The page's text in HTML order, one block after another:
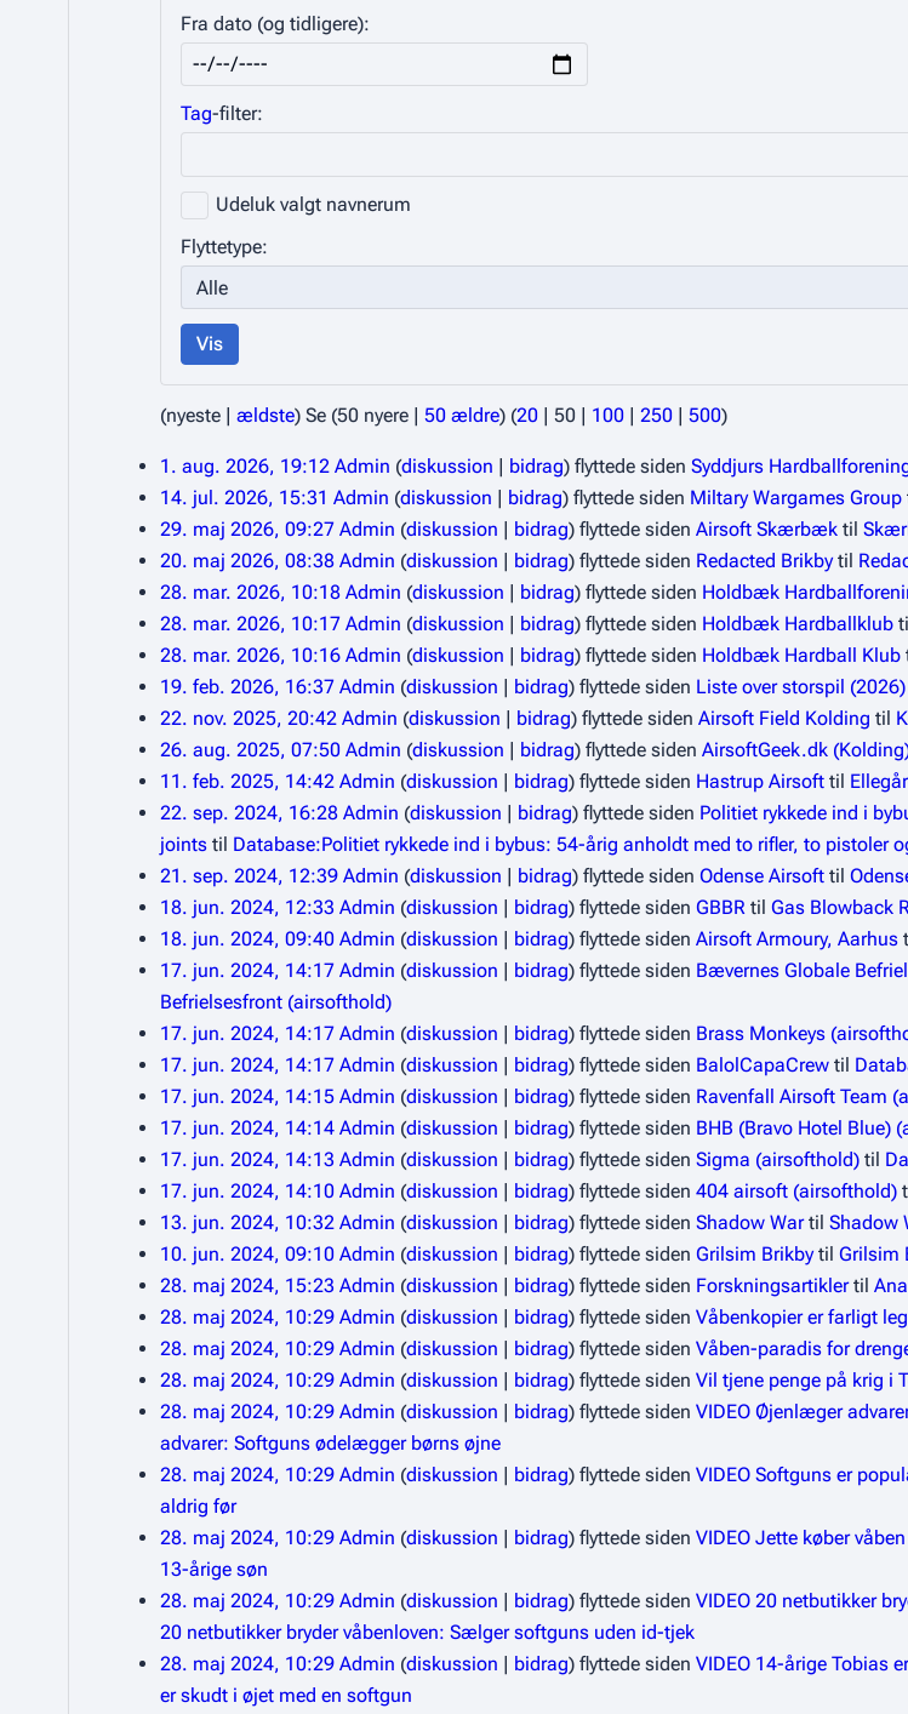
Fra dato (og tidligere):
Tag-filter:
Udeluk valgt navnerum
Flyttetype:
Vis
(nyeste ældste) Se (50 nyere 50 ældre) (20 50 100 250 500)
1. aug. 2026, 19:12 Admin diskussion bidrag flyttede siden Syddjurs
14. jul. 2026, 15:31 Admin diskussion bidrag flyttede siden Miltary Wargames Group
29. maj 2026, 09:27 Admin diskussion bidrag flyttede siden Airsoft Skærbæk til
20. maj 2026, 08:38 Admin diskussion bidrag flyttede siden Redacted Brikbytil
28. mar. 2026, 10:18 Admin diskussion bidrag flyttede siden Holdbæk
28. mar. 2026, 10:17 Admin diskussion bidrag flyttede siden Holdbæk Hardballklub til
28. mar. 2026, 10:16 Admin diskussion bidrag flyttede siden Holdbæk Hardball Klub
19. feb. 2026, 16:37 Admin diskussion bidrag flyttede siden Liste over storspil (2026)
22. nov. 2025, 20:42 Admin diskussion bidrag flyttede siden Airsoft Field Kolding til
26. aug. 2025, 07:50 Admin diskussion bidrag flyttede siden AirsoftGeek.dk
11. feb. 2025, 14:42 Admin diskussion bidrag flyttede siden Hastrup Airsoft til
22. sep. 2024, 16:28 Admin diskussion bidrag flyttede siden Politiet rykkede ind i
joints til Database:Politiet rykkede ind i bybus: 54-årig anholdt med to rifler, to pistoler
21. sep. 2024, 12:39 Admin diskussion bidrag flyttede siden Odense Airsoft til
18. jun. 2024, 12:33 Admin diskussion bidrag flyttede siden GBBR til Gas Blowback
18. jun. 2024, 09:40 Admin diskussion bidrag flyttede siden Airsoft Armoury, Aarhus
17. jun. 2024, 14:17 Admin diskussion bidrag flyttede siden Bævernes Globale
Befrielsesfront (airsofthold)
17. jun. 2024, 14:17 Admin diskussion bidrag flyttede siden Brass Monkeys
17. jun. 2024, 14:17 Admin diskussion bidrag flyttede siden BalolCapaCrew til
17. jun. 2024, 14:15 Admin diskussion bidrag flyttede siden Ravenfall Airsoft Team
17. jun. 2024, 14:14 Admin diskussion bidrag flyttede siden BHB (Bravo Hotel Blue)
17. jun. 2024, 14:13 Admin diskussion bidrag flyttede siden Sigma (airsofthold) til
17. jun. 2024, 14:10 Admin diskussion bidrag flyttede siden 404 airsoft (airsofthold)
13. jun. 2024, 10:32 Admin diskussion bidrag flyttede siden Shadow Wartil Shadow
10. jun. 2024, 09:10 Admin diskussion bidrag flyttede siden Grilsim Brikbytil Grilsim
28. maj 2024, 15:23 Admin diskussion bidrag flyttede siden Forskningsartiklertil
28. maj 2024, 10:29 Admin diskussion bidrag flyttede siden Våbenkopier er farligt
28. maj 2024, 10:29 Admin diskussion bidrag flyttede siden Våben-paradis for
28. maj 2024, 10:29 Admin diskussion bidrag flyttede siden Vil tjene penge på krig i
28. maj 2024, 10:29 Admin diskussion bidrag flyttede siden VIDEO Øjenlæger
advarer: Softguns ødelægger børns øjne
28. maj 2024, 10:29 Admin diskussion bidrag flyttede siden VIDEO Softguns er
aldrig før
28. maj 2024, 10:29 Admin diskussion bidrag flyttede siden VIDEO Jette køber
13-årige søn
28. maj 2024, 10:29 Admin diskussion bidrag flyttede siden VIDEO 20 netbutikker
20 netbutikker bryder våbenloven: Sælger softguns uden id-tjek
28. maj 2024, 10:29 Admin diskussion bidrag flyttede siden VIDEO 14-årige Tobias
er skudt i øjet med en softgun